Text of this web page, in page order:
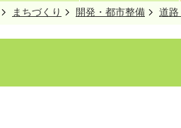
まちづくり 開発・都市整備 道路